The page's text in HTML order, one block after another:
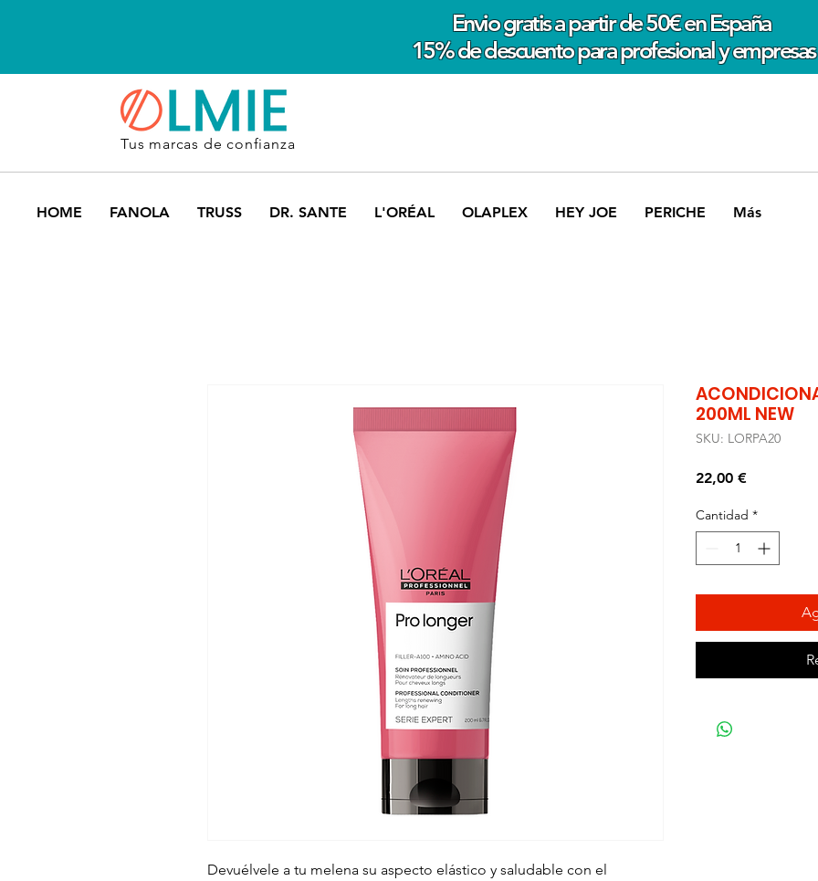
Envio gratis a partir de 50€ en España
15% de descuento para profesional y empresas
Tus marcas de confianza
HOME FANOLA TRUSS DR. SANTE L'ORÉAL OLAPLEX HEY JOE PERICHE Más
Devuélvele a tu melena su aspecto elástico y saludable con el
200ML NEW
SKU: LORPA20
22,00 €Precio
Cantidad *